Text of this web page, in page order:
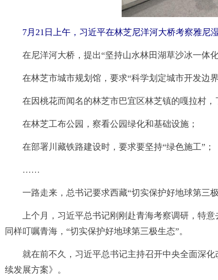
7月21日上午，习近平在林芝尼洋河大桥考察雅尼
在尼洋河大桥，提出“坚持山水林田湖草沙冰一体
在林芝市城市规划馆，要求“科学划定城市开发边
在因桃花而闻名的林芝市巴宜区林芝镇的嘎拉村
在林芝工布公园，察看公园绿化和基础设施；
在部署川藏铁路建设时，要求要坚持“绿色施工”；
……
一路走来，总书记要求西藏“切实保护好地球第三
上个月，习近平总书记刚刚赴青海考察调研，特
同样叮嘱青海，“切实保护好地球第三极生态”。
就在前不久，习近平总书记主持召开中央全面深
续发展方案》。